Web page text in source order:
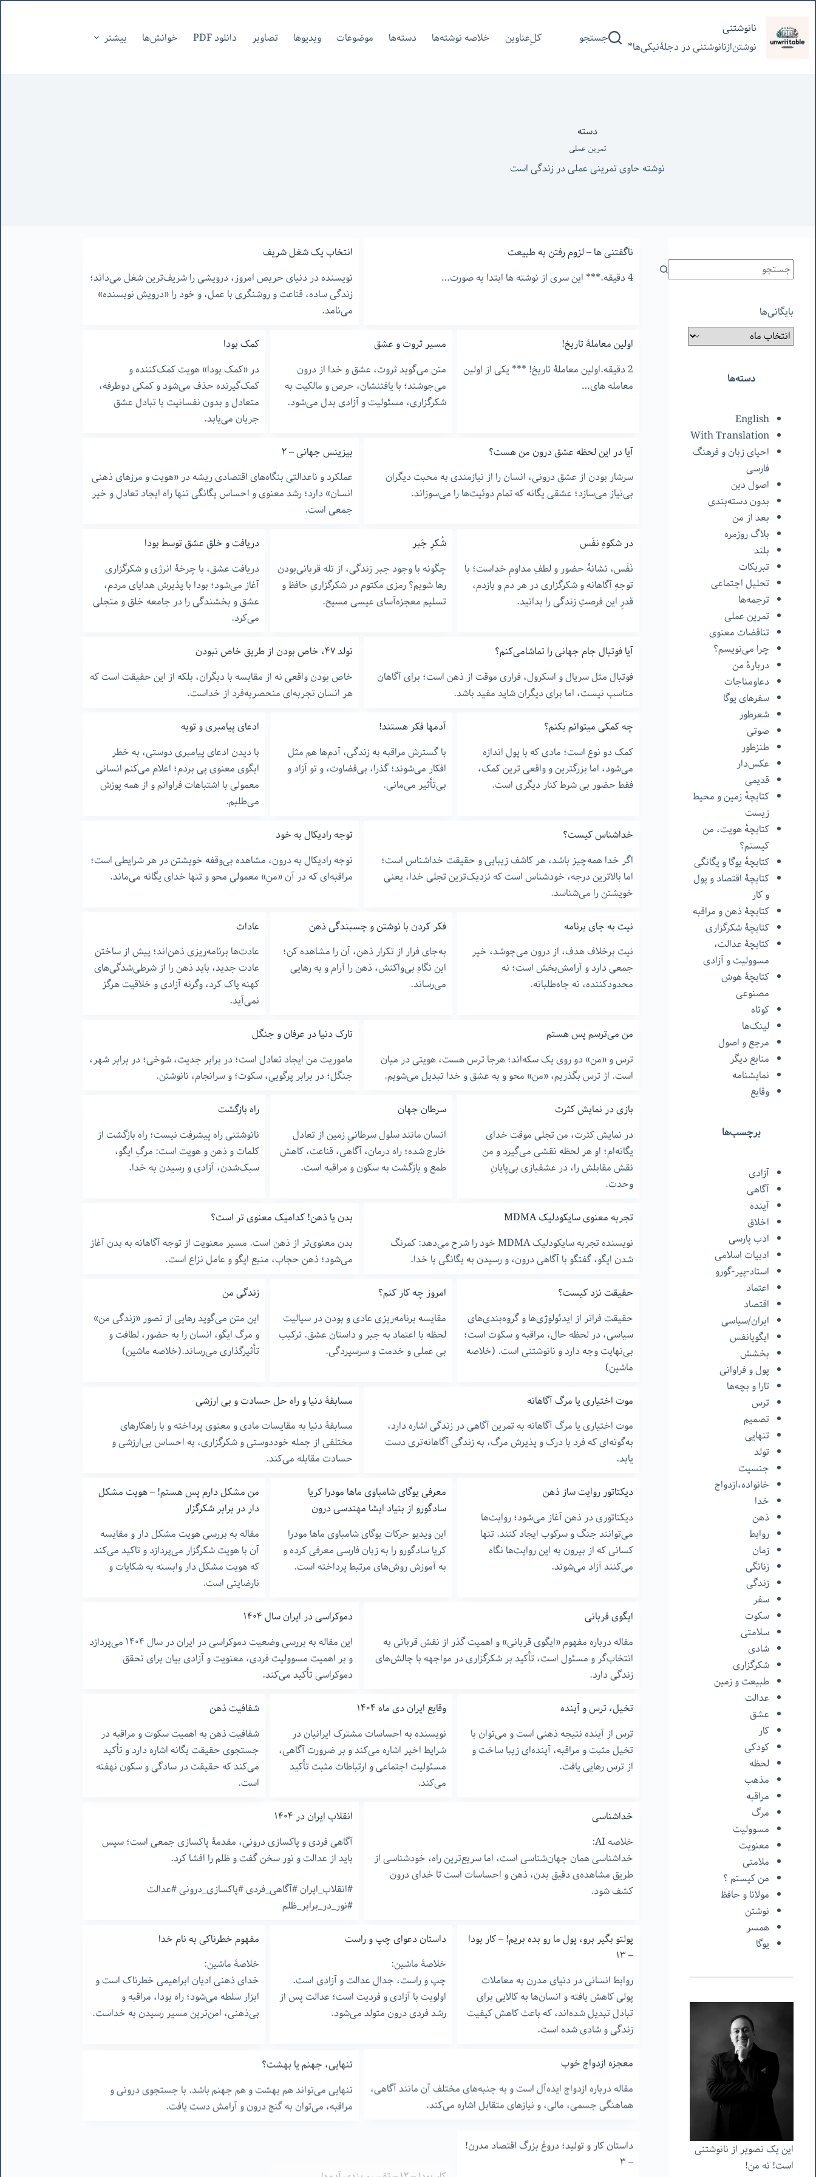
محتوا
نانوشتنی
نوشتن‌از‌نانوشتنی‌ در‌ دجلۀنیکی‌ها*
جستجو کل‌ِعناوین خلاصه نوشته‌ها دسته‌ها موضوعات ویدیوها تصاویر دانلود PDF خوانش‌ها بیشتر
دسته
تمرین عملی
نوشته حاوی تمرینی عملی در زندگی است
ناگفتنی ها – لزوم رفتن به طبیعت
4 دقیقه.*** این سری از نوشته ها ابتدا به صورت…
انتخاب یک شغل شریف
نویسنده در دنیای حریص امروز، درویشی را شریف‌ترین شغل می‌داند؛
زندگی ساده، قناعت و روشنگری با عمل، و خود را «درویش نویسنده»
می‌نامد.
اولین معاملۀ تاریخ!
2 دقیقه.اولین معاملۀ تاریخ! *** یکی از اولین
معامله های…
مسیر ثروت و عشق
متن می‌گوید ثروت، عشق و خدا از درون
می‌جوشند؛ با یافتنشان، حرص و مالکیت به
شکرگزاری، مسئولیت و آزادی بدل می‌شود.
کمک بودا
در «کمک بودا» هویت کمک‌کننده و
کمک‌گیرنده حذف می‌شود و کمکی دوطرفه،
متعادل و بدون نفسانیت با تبادل عشق
جریان می‌یابد.
آیا در این لحظه عشق درون من هست؟
سرشار بودن از عشق درونی، انسان را از نیازمندی به محبت دیگران
بی‌نیاز می‌سازد؛ عشقی یگانه که تمام دوئیت‌ها را می‌سوزاند.
بیزینس جهانی – ٢
عملکرد و ناعدالتی بنگاه‌های اقتصادی ریشه در «هویت و مرزهای ذهنی
انسان» دارد؛ رشد معنوی و احساس یگانگی تنها راه ایجاد تعادل و خیر
جمعی است.
در شکوهِ نفَس
نَفَس، نشانهٔ حضور و لطفِ مداومِ خداست؛ با
توجهِ آگاهانه و شکرگزاری در هر دم و بازدم،
قدرِ این فرصتِ زندگی را بدانید.
شُکرِ جَبر
چگونه با وجود جبر زندگی، از تله قربانی‌بودن
رها شویم؟ رمزی مکتوم در شکرگزاریِ حافظ و
تسلیم معجزه‌آسای عیسی مسیح.
دریافت و خلق عشق توسط بودا
دریافت عشق، با چرخۀ انرژی و شکرگزاری
آغاز می‌شود؛ بودا با پذیرش هدایای مردم،
عشق و بخشندگی را در جامعه خلق و متجلی
می‌کرد.
آیا فوتبال جام جهانی را تماشامی‌کنم؟
فوتبال مثل سریال و اسکرول، فراری موقت از ذهن است؛ برای آگاهان
مناسب نیست، اما برای دیگران شاید مفید باشد.
تولد ۴٧، خاص بودن از طریق خاص نبودن
خاص بودن واقعی نه از مقایسه با دیگران، بلکه از این حقیقت است که
هر انسان تجربه‌ای منحصربه‌فرد از خداست.
چه کمکی میتوانم بکنم؟
کمک دو نوع است؛ مادی که با پول اندازه
می‌شود، اما بزرگترین و واقعی ترین کمک،
فقط حضور بی شرط کنار دیگری است.
آدمها فکر هستند!
با گسترش مراقبه به زندگی، آدم‌ها هم مثل
افکار می‌شوند؛ گذرا، بی‌قضاوت، و تو آزاد و
بی‌تأثیر می‌مانی.
ادعای پیامبری و توبه
با دیدن ادعای پیامبری دوستی، به خطر
ایگوی معنوی پی بردم؛ اعلام می‌کنم انسانی
معمولی با اشتباهات فراوانم و از همه پوزش
می‌طلبم.
خداشناس کیست؟
اگر خدا همه‌چیز باشد، هر کاشف زیبایی و حقیقت خداشناس است؛
اما بالاترین درجه، خودشناس است که نزدیک‌ترین تجلی خدا، یعنی
خویشتن را می‌شناسد.
توجه رادیکال به خود
توجه رادیکال به درون، مشاهده بی‌وقفه خویشتن در هر شرایطی است؛
مراقبه‌ای که در آن «منِ» معمولی محو و تنها خدای یگانه می‌ماند.
نیت به جای برنامه
نیت برخلاف هدف، از درون می‌جوشد، خیر
جمعی دارد و آرامش‌بخش است؛ نه
محدودکننده، نه جاه‌طلبانه.
فکر کردن با نوشتن و چسبندگی ذهن
به‌جای فرار از تکرار ذهن، آن را مشاهده کن؛
این نگاهِ بی‌واکنش، ذهن را آرام و به رهایی
می‌رساند.
عادات
عادت‌ها برنامه‌ریزی ذهن‌اند؛ پیش از ساختن
عادت جدید، باید ذهن را از شرطی‌شدگی‌های
کهنه پاک کرد، وگرنه آزادی و خلاقیت هرگز
نمی‌آید.
من می‌ترسم پس هستم
ترس و «من» دو روی یک سکه‌اند؛ هرجا ترس هست، هویتی در میان
است. از ترس بگذریم، «من» محو و به عشق و خدا تبدیل می‌شویم.
تارک دنیا در عرفان و جنگل
ماموریت من ایجاد تعادل است؛ در برابر جدیت، شوخی؛ در برابر شهر،
جنگل؛ در برابر پرگویی، سکوت؛ و سرانجام، نانوشتن.
بازی در نمایش کثرت
در نمایش کثرت، من تجلی موقت خدای
یگانه‌ام؛ او هر لحظه نقشی می‌گیرد و من
نقش مقابلش را، در عشقبازی بی‌پایانِ
وحدت.
سرطان جهان
انسان مانند سلول سرطانیِ زمین از تعادل
خارج شده؛ راه درمان، آگاهی، قناعت، کاهش
طمع و بازگشت به سکون و مراقبه است.
راه بازگشت
نانوشتنی راه پیشرفت نیست؛ راه بازگشت از
کلمات و ذهن و هویت است: مرگِ ایگو،
سبک‌شدن، آزادی و رسیدن به خدا.
تجربه معنوی سایکودلیک MDMA
نویسنده تجربه سایکودلیک MDMA خود را شرح می‌دهد: کمرنگ
شدن ایگو، گفتگو با آگاهی درون، و رسیدن به یگانگی با خدا.
بدن یا ذهن! کدامیک معنوی تر است؟
بدن معنوی‌تر از ذهن است. مسیر معنویت از توجه آگاهانه به بدن آغاز
می‌شود؛ ذهن حجاب، منبع ایگو و عامل نزاع است.
حقیقت نزد کیست؟
حقیقت فراتر از ایدئولوژی‌ها و گروه‌بندی‌های
سیاسی، در لحظه حال، مراقبه و سکوت است؛
بی‌نهایت وجه دارد و نانوشتنی است. (خلاصه
ماشین)
امروز چه کار کنم؟
مقایسه برنامه‌ریزی عادی و بودن در سیالیت
لحظه با اعتماد به جبر و داستان عشق. ترکیب
بی عملی و خدمت و سرسپردگی.
زندگی من
این متن می‌گوید رهایی از تصور «زندگی من»
و مرگ ایگو، انسان را به حضور، لطافت و
تأثیرگذاری می‌رساند.(خلاصه ماشین)
موت اختیاری یا مرگ آگاهانه
موت اختیاری یا مرگ آگاهانه به تمرین آگاهی در زندگی اشاره دارد،
به‌گونه‌ای که فرد با درک و پذیرش مرگ، به زندگی آگاهانه‌تری دست
یابد.
مسابقۀ دنیا و راه حل حسادت و بی ارزشی
مسابقۀ دنیا به مقایسات مادی و معنوی پرداخته و با راهکارهای
مختلفی از جمله خوددوستی و شکرگزاری، به احساس بی‌ارزشی و
حسادت مقابله می‌کند.
دیکتاتور روایت ساز ذهن
دیکتاتوری در ذهن آغاز می‌شود؛ روایت‌ها
می‌توانند جنگ و سرکوب ایجاد کنند. تنها
کسانی که از بیرون به این روایت‌ها نگاه
می‌کنند آزاد می‌شوند.
معرفی یوگای شامباوی ماها مودرا کریا
سادگورو از بنیاد ایشا مهندسی درون
این ویدیو حرکات یوگای شامباوی ماها مودرا
کریا سادگورو را به زبان فارسی معرفی کرده و
به آموزش روش‌های مرتبط پرداخته است.
من مشکل دارم پس هستم! – هویت مشکل
دار در برابر شکرگزار
مقاله به بررسی هویت مشکل دار و مقایسه
آن با هویت شکرگزار می‌پردازد و تاکید می‌کند
که هویت مشکل دار وابسته به شکایات و
نارضایتی است.
ایگوی قربانی
مقاله درباره مفهوم «ایگوی قربانی» و اهمیت گذر از نقش قربانی به
انتخاب‌گر و مسئول است، تأکید بر شکرگزاری در مواجهه با چالش‌های
زندگی دارد.
دموکراسی در ایران سال ۱۴۰۴
این مقاله به بررسی وضعیت دموکراسی در ایران در سال ۱۴۰۴ می‌پردازد
و بر اهمیت مسوولیت فردی، معنویت و آزادی بیان برای تحقق
دموکراسی تأکید می‌کند.
تخیل،‌ ترس و آینده
ترس از آینده نتیجه ذهنی است و می‌توان با
تخیل مثبت و مراقبه، آینده‌ای زیبا ساخت و
از ترس رهایی یافت.
وقایع ایران دی ماه ۱۴۰۴
نویسنده به احساسات مشترک ایرانیان در
شرایط اخیر اشاره می‌کند و بر ضرورت آگاهی،
مسئولیت اجتماعی و ارتباطات مثبت تأکید
می‌کند.
شفافیت ذهن
شفافیت ذهن به اهمیت سکوت و مراقبه در
جستجوی حقیقت یگانه‌ اشاره دارد و تأکید
می‌کند که حقیقت در سادگی و سکون نهفته
است.
خداشناسی
خلاصه AI:
خداشناسی همان جهان‌شناسی است، اما سریع‌ترین راه، خودشناسی از
طریق مشاهده‌ی دقیق بدن، ذهن و احساسات است تا خدای درون
کشف شود.
انقلاب ایران در ۱۴۰۴
آگاهی فردی و پاکسازی درونی، مقدمۀ پاکسازی جمعی است؛ سپس
باید از عدالت و نور سخن گفت و ظلم را افشا کرد.
#انقلاب_ایران #آگاهی_فردی #پاکسازی_درونی #عدالت
#نور_در_برابر_ظلم
پولتو بگیر برو، پول ما رو بده بریم! – کار بودا
– ١۳
روابط انسانی در دنیای مدرن به معاملات
پولی کاهش یافته و انسان‌ها به کالایی برای
تبادل تبدیل شده‌اند، که باعث کاهش کیفیت
زندگی و شادی شده است.
داستان دعوای چپ و راست
خلاصۀ ماشین:
چپ و راست، جدال عدالت و آزادی است.
اولویت با آزادی و فردیت است؛ عدالت پس از
رشد فردی درون متولد می‌شود.
مفهوم خطرناکی به نام خدا
خلاصۀ ماشین:
خدای ذهنی ادیان ابراهیمی خطرناک است و
ابزار سلطه می‌شود؛ راه بودا، مراقبه و
بی‌ذهنی، امن‌ترین مسیر رسیدن به خداست.
معجزه ازدواج خوب
مقاله درباره ازدواج ایده‌آل است و به جنبه‌های مختلف آن مانند آگاهی،
هماهنگی جسمی، مالی، و نیازهای متقابل اشاره می‌کند.
تنهایی، جهنم یا بهشت؟
تنهایی می‌تواند هم بهشت و هم جهنم باشد. با جستجوی درونی و
مراقبه، می‌توان به گنج درون و آرامش دست یافت.
داستان کار و تولید؛ دروغ بزرگ اقتصاد مدرن!
بایگانی‌ها
دسته‌ها
English
With Translation
احیای زبان و فرهنگ
فارسی
اصول دین
بدون دسته‌بندی
بعد از من
بلاگ روزمره
بلند
تبریکات
تحلیل اجتماعی
ترجمه‌ها
تمرین عملی
تناقضات معنوی
چرا می‌نویسم؟
دربارۀ من
دعاومناجات
سفرهای یوگا
شعرطور
صوتی
طنزطور
عکس‌دار
قدیمی
کتابچهٔ زمین و محیط
زیست
کتابچهٔ هویت، من
کیستم؟
کتابچهٔ یوگا و یگانگی
کتابچۀ اقتصاد و پول
و کار
کتابچۀ ذهن و مراقبه
کتابچۀ شکرگزاری
کتابچۀ عدالت،
مسوولیت و آزادی
کتابچۀ هوش
مصنوعی
کوتاه
لینک‌ها
مرجع و اصول
منابع دیگر
نمایشنامه
وقایع
برچسب‌ها
آزادی
آگاهی
آینده
اخلاق
ادب پارسی
ادبیات اسلامی
استاد-پیر-گورو
اعتماد
اقتصاد
ایران/سیاسی
ایگویانفس
بخشش
پول و فراوانی
تارا و بچه‌ها
ترس
تصمیم
تنهایی
تولد
جنسیت
خانواده،ازدواج
خدا
ذهن
روابط
زمان
زنانگی
زندگی
سفر
سکوت
سلامتی
شادی
شکرگزاری
طبیعت و زمین
عدالت
عشق
کار
کودکی
لحظه
مذهب
مراقبه
مرگ
مسوولیت
معنویت
ملامتی
من‌ کیستم ؟
مولانا و حافظ
نوشتن
همسر
یوگا
این یک تصویر از نانوشتنی
است! نه من!